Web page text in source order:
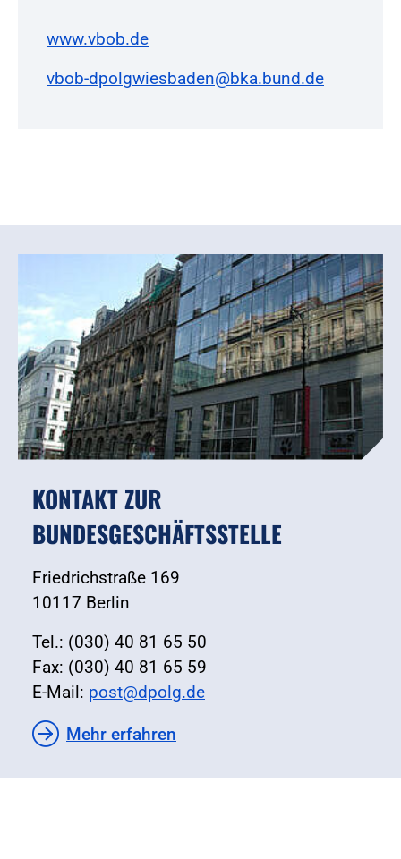
www.vbob.de
vbob-dpolgwiesbaden@bka.bund.de
KONTAKT ZUR
BUNDESGESCHÄFTSSTELLE
Friedrichstraße 169
10117 Berlin
Tel.: (030) 40 81 65 50
Fax: (030) 40 81 65 59
E-Mail: post@dpolg.de
Mehr erfahren